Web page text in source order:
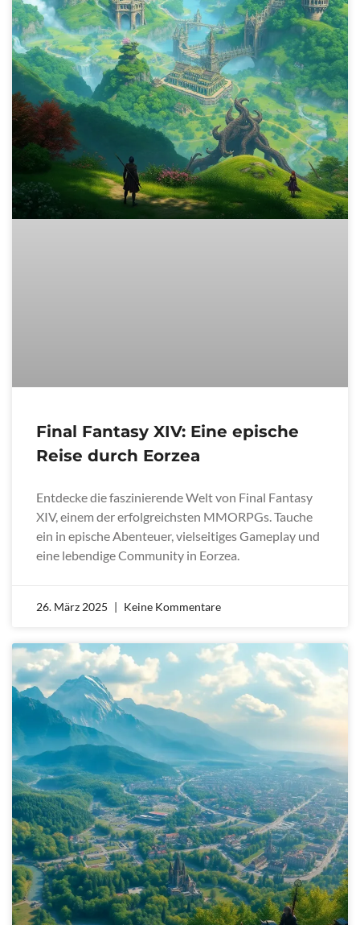
Final Fantasy XIV: Eine epische
Reise durch Eorzea
Entdecke die faszinierende Welt von Final Fantasy
XIV, einem der erfolgreichsten MMORPGs. Tauche
ein in epische Abenteuer, vielseitiges Gameplay und
eine lebendige Community in Eorzea.
26. März 2025 Keine Kommentare